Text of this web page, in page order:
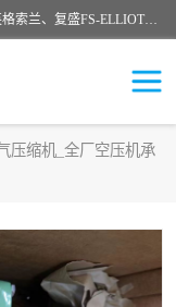
绍兴金戈贸易有限公司主要经营品牌：美国寿力、英格索兰、复盛FS-ELLIOTT，库伯COOPER、阿特拉斯等品牌空压机及配件销售；承接全厂空气压缩机管理、维护保养；节能改造；气体干燥机销售、维护、维修、保养。销售各种品牌空压机空气滤芯、油滤芯、油气分离器；精密过滤器滤芯；除油雾滤芯；抽真空滤芯，消音器，疏水器。劳务承接：全厂空压机维修保养工程，安装工程；移机或汰换工程；节能改造工程等。
压缩机_全厂空压机承
兰配件
源特种陶瓷